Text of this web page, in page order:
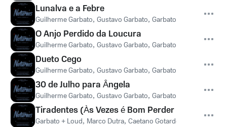
Lunalva e a Febre
Guilherme Garbato, Gustavo Garbato, Garbato + Loud
O Anjo Perdido da Loucura
Guilherme Garbato, Gustavo Garbato, Garbato + Loud
Dueto Cego
Guilherme Garbato, Gustavo Garbato, Garbato + Loud
30 de Julho para Ângela
Guilherme Garbato, Gustavo Garbato, Garbato + Loud
Tiradentes (Às Vezes é Bom Perder a Cabeça)
Garbato + Loud, Marco Dutra, Caetano Gotardo